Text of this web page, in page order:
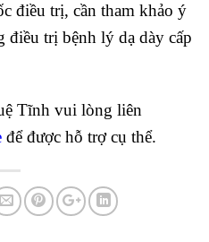
điều trị, cần tham khảo ý
điều trị bệnh lý dạ dày cấp
Tĩnh vui lòng liên
để được hỗ trợ cụ thể.